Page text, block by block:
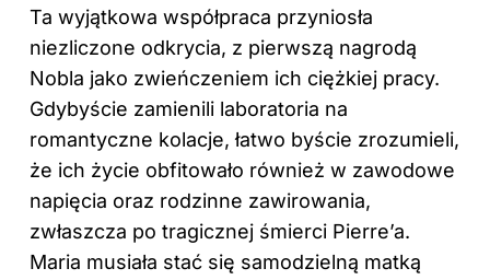
Ta wyjątkowa współpraca przyniosła
niezliczone odkrycia, z pierwszą nagrodą
Nobla jako zwieńczeniem ich ciężkiej pracy.
Gdybyście zamienili laboratoria na
romantyczne kolacje, łatwo byście zrozumieli,
że ich życie obfitowało również w zawodowe
napięcia oraz rodzinne zawirowania,
zwłaszcza po tragicznej śmierci Pierre’a.
Maria musiała stać się samodzielną matką